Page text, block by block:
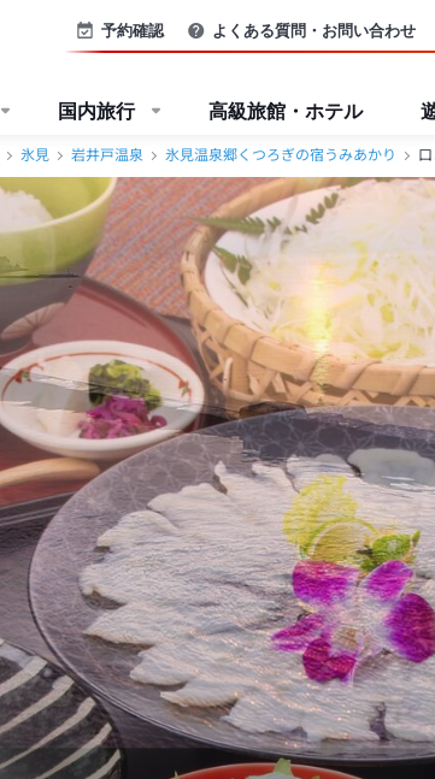
予約確認 よくある質問・お問い合わせ
国内旅行 高級旅館・ホテル
氷見 岩井戸温泉 氷見温泉郷くつろぎの宿うみあかり